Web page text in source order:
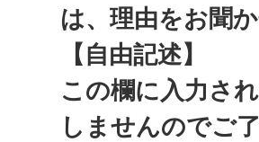
は、理由をお聞
【自由記述】
この欄に入力さ
しませんのでご